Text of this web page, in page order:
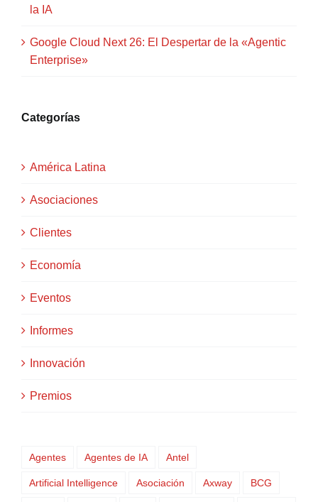
la IA
Google Cloud Next 26: El Despertar de la «Agentic
Enterprise»
Categorías
América Latina
Asociaciones
Clientes
Economía
Eventos
Informes
Innovación
Premios
Agentes Agentes de IA Antel
Artificial Intelligence Asociación Axway BCG